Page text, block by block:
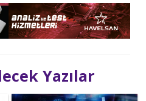
Yazılar